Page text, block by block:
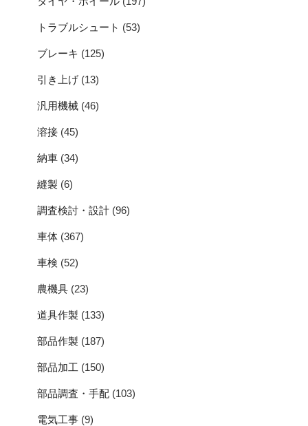
トラブルシュート (53)
ブレーキ (125)
引き上げ (13)
汎用機械 (46)
溶接 (45)
納車 (34)
縫製 (6)
調査検討・設計 (96)
車体 (367)
車検 (52)
農機具 (23)
道具作製 (133)
部品作製 (187)
部品加工 (150)
部品調査・手配 (103)
電気工事 (9)